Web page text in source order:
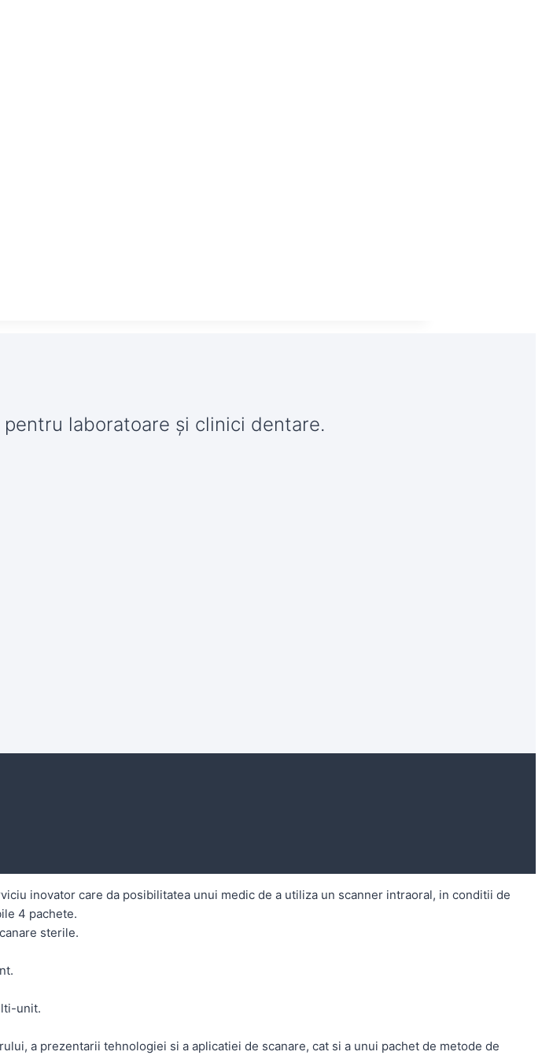
laboratoare și clinici dentare.
inovator care da posibilitatea unui medic de a utiliza un scanner intraoral, in conditii de
4 pachete.
sterile.
unit.
a prezentarii tehnologiei si a aplicatiei de scanare, cat si a unui pachet de metode de